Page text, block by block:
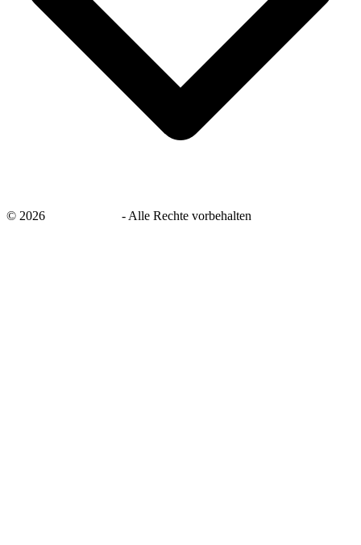
© 2026 - Alle Rechte vorbehalten